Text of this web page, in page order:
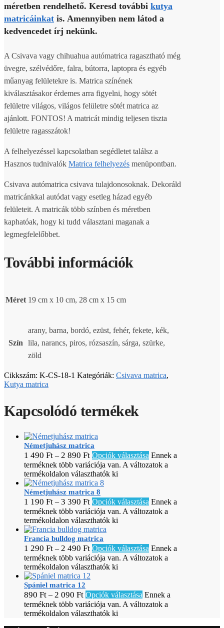
méretben rendelhető. Keresd további kutya
matricáinkat is. Amennyiben nem látod a
kedvencedet írj nekünk.
A Csivava vagy chihuahua autómatrica ragasztható még
üvegre, szélvédőre, falra, bútorra, laptopra és egyéb
műanyag felületekre is. Matrica színének
kiválasztásakor érdemes arra figyelni, hogy sötét
felületre világos, világos felületre sötét matrica az
ajánlott. FONTOS! A matricát mindig teljesen tiszta
felületre ragasszátok!
A felhelyezéssel kapcsolatban segédletet találsz a
Hasznos tudnivalók Matrica felhelyezés menüpontban.
Csivava autómatrica csivava tulajdonosoknak. Dekoráld
matricánkkal autódat vagy esetleg házad egyéb
felületeit. A matricák több színben és méretben
kaphatóak, hogy ki tudd választani maganak a
legmegfelelőbbet.
További információk
Méret 19 cm x 10 cm, 28 cm x 15 cm
Szín
arany, barna, bordó, ezüst, fehér, fekete, kék,
lila, narancs, piros, rózsaszín, sárga, szürke,
zöld
Cikkszám: K-CS-18-1 Kategóriák: Csivava matrica,
Kutya matrica
Kapcsolódó termékek
Németjuhász matrica
1 490 Ft – 2 890 Ft Opciók választása Ennek a
terméknek több variációja van. A változatok a
termékoldalon választhatók ki
Németjuhász matrica 8
1 190 Ft – 3 390 Ft Opciók választása Ennek a
terméknek több variációja van. A változatok a
termékoldalon választhatók ki
Francia bulldog matrica
1 290 Ft – 2 490 Ft Opciók választása Ennek a
terméknek több variációja van. A változatok a
termékoldalon választhatók ki
Spániel matrica 12
890 Ft – 2 090 Ft Opciók választása Ennek a
terméknek több variációja van. A változatok a
termékoldalon választhatók ki